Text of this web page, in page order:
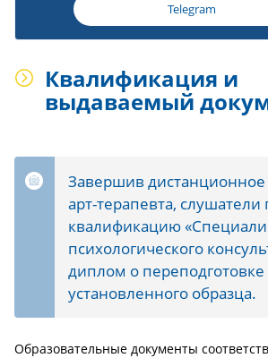
Telegram
Квалификация и
выдаваемый
Завершив
арт-терапевта,
квалификацию
психологического
диплом о переподготовке
установленного образца.
Образовательные документы